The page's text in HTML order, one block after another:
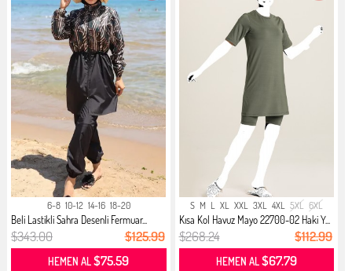
6-8 10-12 14-16 18-20
Beli Lastikli Sahra Desenli Fermuar...
$343.00 $125.99
HEMEN AL$75.59
S M L XL XXL 3XL 4XL 5XL 6XL
Kısa Kol Havuz Mayo 22700-02 Haki Y...
$268.24 $112.99
HEMEN AL$67.79